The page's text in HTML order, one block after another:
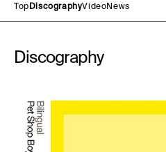
Top DiscographyVideoNews
Discography